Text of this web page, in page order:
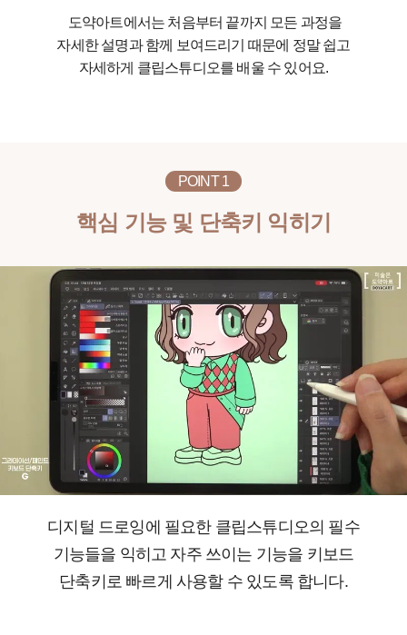
도약아트에서는 처음부터 끝까지 모든 과정을
자세한 설명과 함께 보여드리기 때문에 정말 쉽고
자세하게 클립스튜디오를 배울 수 있어요.
POINT 1
핵심 기능 및 단축키 익히기
디지털 드로잉에 필요한 클립스튜디오의 필수
기능들을 익히고 자주 쓰이는 기능을 키보드
단축키로 빠르게 사용할 수 있도록 합니다.